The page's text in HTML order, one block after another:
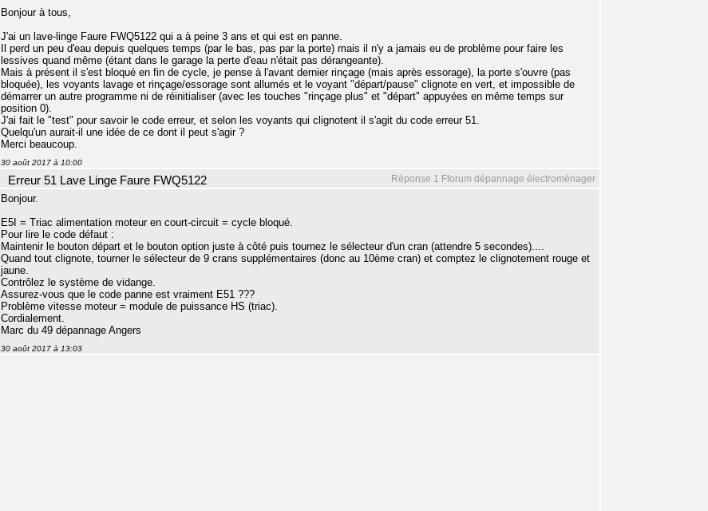
Bonjour à tous,
J'ai un lave-linge Faure FWQ5122 qui a à peine 3 ans et qui est en panne.
Il perd un peu d'eau depuis quelques temps (par le bas, pas par la porte) mais il n'y a jamais eu de problème pour faire les
lessives quand même (étant dans le garage la perte d'eau n'était pas dérangeante).
Mais à présent il s'est bloqué en fin de cycle, je pense à l'avant dernier rinçage (mais après essorage), la porte s'ouvre (pas
bloquée), les voyants lavage et rinçage/essorage sont allumés et le voyant "départ/pause" clignote en vert, et impossible de
démarrer un autre programme ni de réinitialiser (avec les touches "rinçage plus" et "départ" appuyées en même temps sur
position 0).
J'ai fait le "test" pour savoir le code erreur, et selon les voyants qui clignotent il s'agit du code erreur 51.
Quelqu'un aurait-il une idée de ce dont il peut s'agir ?
Merci beaucoup.
30 août 2017 à 10:00
Réponse 1 Fforum dépannage électroménager
Erreur 51 Lave Linge Faure FWQ5122
Bonjour.
E5I = Triac alimentation moteur en court-circuit = cycle bloqué.
Pour lire le code défaut :
Maintenir le bouton départ et le bouton option juste à côté puis tournez le sélecteur d'un cran (attendre 5 secondes)....
Quand tout clignote, tourner le sélecteur de 9 crans supplémentaires (donc au 10ème cran) et comptez le clignotement rouge et
jaune.
Contrôlez le système de vidange.
Assurez-vous que le code panne est vraiment E51 ???
Problème vitesse moteur = module de puissance HS (triac).
Cordialement.
Marc du 49 dépannage Angers
30 août 2017 à 13:03